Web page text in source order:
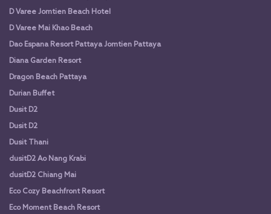
D Varee Jomtien Beach Hotel
D Varee Mai Khao Beach
Dao Espana Resort Pattaya Jomtien Pattaya
Diana Garden Resort
Dragon Beach Pattaya
Durian Buffet
Dusit D2
Dusit D2
Dusit Thani
dusitD2 Ao Nang Krabi
dusitD2 Chiang Mai
Eco Cozy Beachfront Resort
Eco Moment Beach Resort